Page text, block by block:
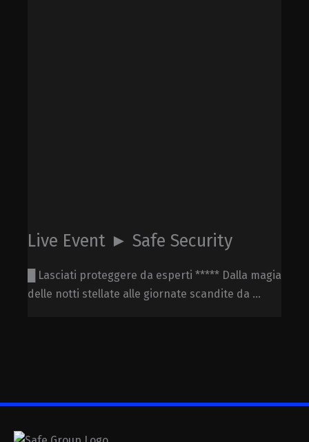
Live Event ► Safe Security
█ Lasciati proteggere da esperti ***** Dalla magia
delle notti stellate alle giornate scandite da ...